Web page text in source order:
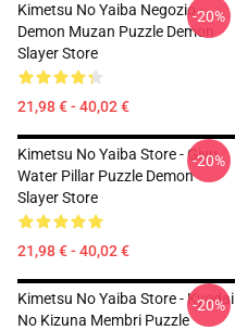
Kimetsu No Yaiba Negozio -
Demon Muzan Puzzle Demon
Slayer Store
21,98 € - 40,02 €
-20%
Kimetsu No Yaiba Store - Giyu
Water Pillar Puzzle Demon
Slayer Store
21,98 € - 40,02 €
-20%
Kimetsu No Yaiba Store - Kyodai
No Kizuna Membri Puzzle
-20%